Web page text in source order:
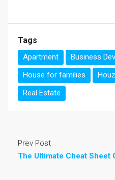
Tags
Apartment
Business
House for families
Real Estate
Prev Post
The Ultimate Cheat Sheet